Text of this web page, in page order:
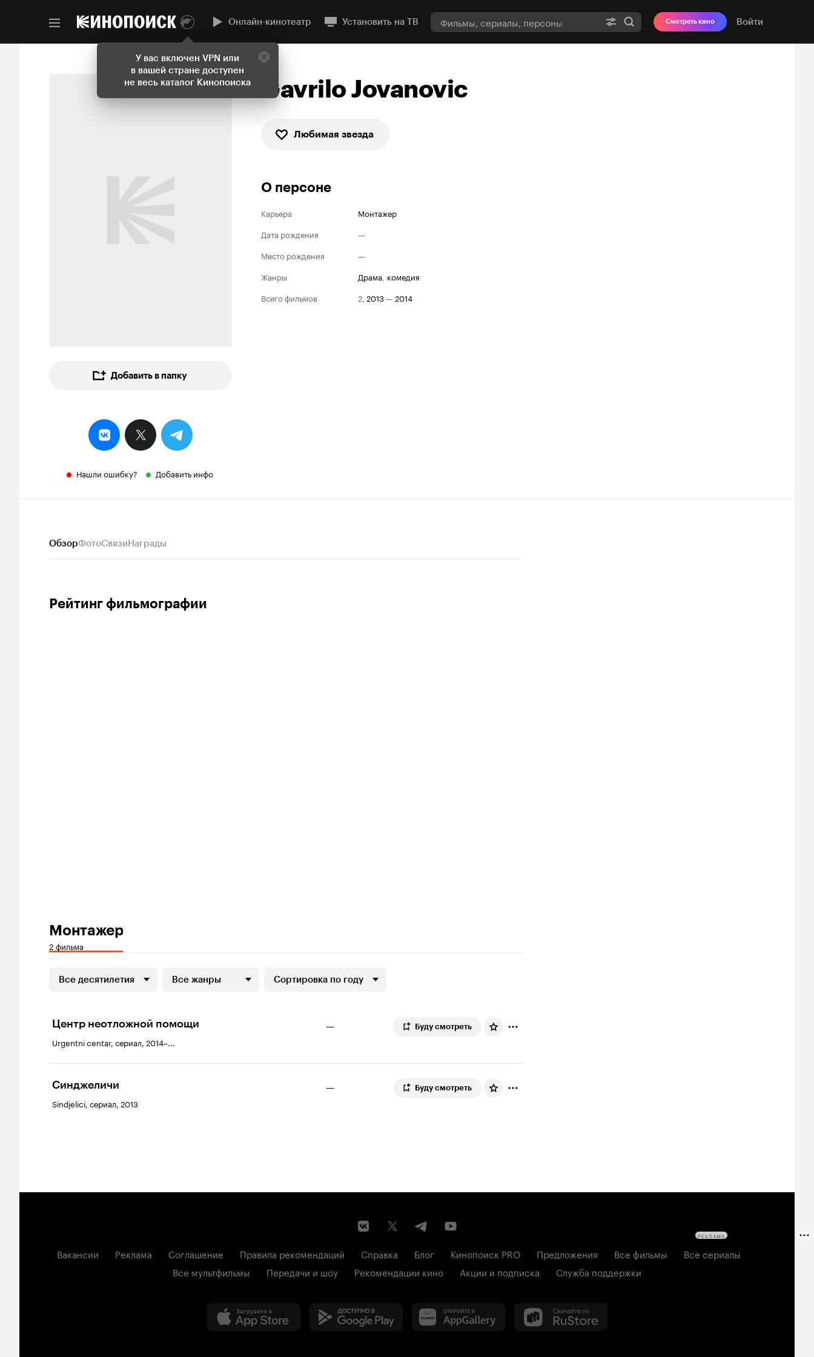
У вас включен VPN или
в вашей стране доступен
не весь каталог Кинопоиска
Онлайн-кинотеатр Установить на ТВ Смотреть кино Войти
Добавить в папку
Нашли ошибку? Добавить инфо
Gavrilo Jovanovic
Любимая звезда
О персоне
Карьера
Монтажер
Дата рождения
—
Место рождения
—
Жанры
драма, комедия
Всего фильмов
2, 2013— 2014
ОбзорФотоСвязиНаграды
Рейтинг фильмографии
Монтажер
2 фильма
Все десятилетия Все жанры Сортировка по году
Центр неотложной помощи
Urgentni centar, сериал, 2014–...
— Буду смотреть
Синджеличи
Sindjelici, сериал, 2013
— Буду смотреть
Вакансии Реклама Соглашение Правила рекомендаций Справка Блог Кинопоиск PRO Предложения Все фильмы
Все сериалы
Все мультфильмы
Передачи и шоу Рекомендации кино Акции и подписка Служба поддержки
РЕКЛАМА